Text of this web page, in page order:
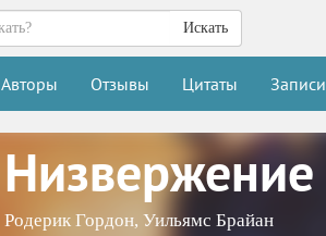
Искать
Авторы Отзывы Цитаты Записи
Низвержение
Родерик Гордон, Уильямс Брайан